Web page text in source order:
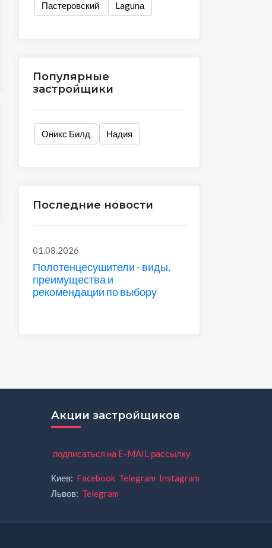
Пастеровский Lagunа
Популярные
застройщики
Оникс Билд Надия
Последние новости
01.08.2026
Полотенцесушители - виды,
преимущества и
рекомендации по выбору
Акции застройщиков
подписаться на E-MAIL рассылку
Киев: Facebook Telegram Instagram
Львов: Telegram